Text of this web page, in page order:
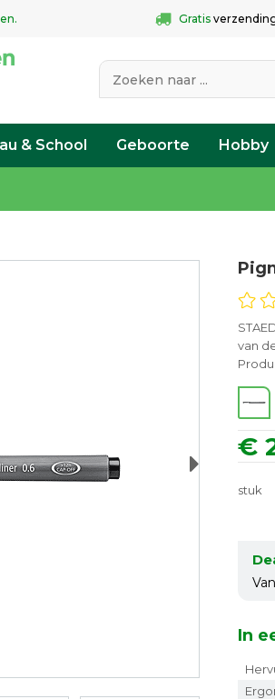
Gratis
& School Geboorte Hobby
Next
van
€
stuk
In